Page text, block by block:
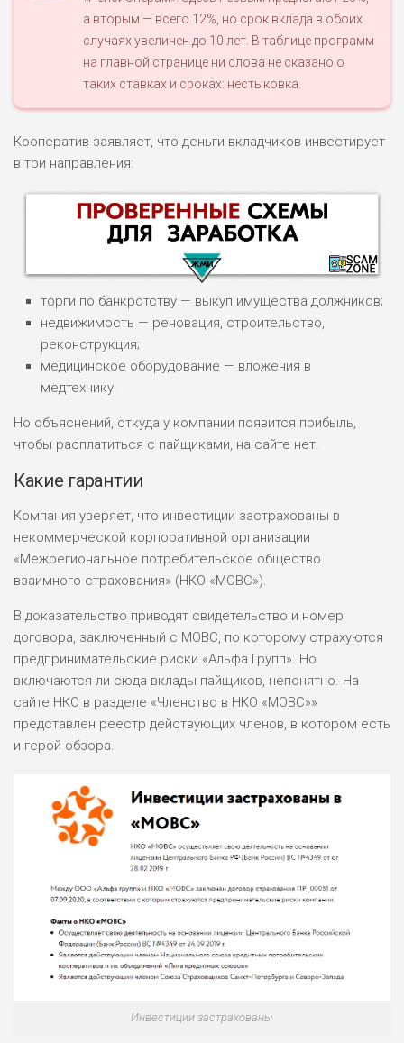
а вторым — всего 12%, но срок вклада в обоих
случаях увеличен до 10 лет. В таблице программ
на главной странице ни слова не сказано о
таких ставках и сроках: нестыковка.
Кооператив заявляет, что деньги вкладчиков инвестирует
в три направления:
НАЗВАНИЕ
ВСЕМ
РИСКИ: НИЗКИЕ
БЮДЖЕТ: ВЫСОКИЙ
ОБЗОР
ЛЮБИТЕЛЯ
М СТАВОК
РИСКИ: СРЕДНИЕ
ДОХОД: ВЫСОКИЙ
БЮДЖЕТ: НИЗКИЙ
ОБЗОР
ВСЕМ
2
РИСКИ: НИЗКИЕ
БЮДЖЕТ: НИЗКИЙ
ПОДОЙДЕТ
ВСЕМ
РИСКИ: НИЗКИЕ
БЮДЖЕТ: НИЗКИЙ
торги по банкротству — выкуп имущества должников;
недвижимость — реновация, строительство,
реконструкция;
медицинское оборудование — вложения в
медтехнику.
Но объяснений, откуда у компании появится прибыль,
чтобы расплатиться с пайщиками, на сайте нет.
Какие гарантии
Компания уверяет, что инвестиции застрахованы в
некоммерческой корпоративной организации
«Межрегиональное потребительское общество
взаимного страхования» (НКО «МОВС»).
В доказательство приводят свидетельство и номер
договора, заключенный с МОВС, по которому страхуются
предпринимательские риски «Альфа Групп». Но
включаются ли сюда вклады пайщиков, непонятно. На
сайте НКО в разделе «Членство в НКО «МОВС»»
представлен реестр действующих членов, в котором есть
и герой обзора.
Инвестиции застрахованы